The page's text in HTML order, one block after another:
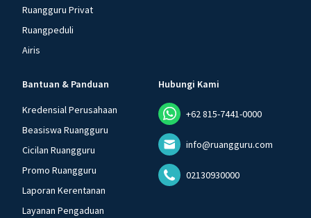
Ruangguru Privat
Ruangpeduli
Airis
Bantuan & Panduan
Kredensial Perusahaan
Beasiswa Ruangguru
Cicilan Ruangguru
Promo Ruangguru
Laporan Kerentanan
Layanan Pengaduan
Hubungi Kami
+62 815-7441-0000
info@ruangguru.com
02130930000